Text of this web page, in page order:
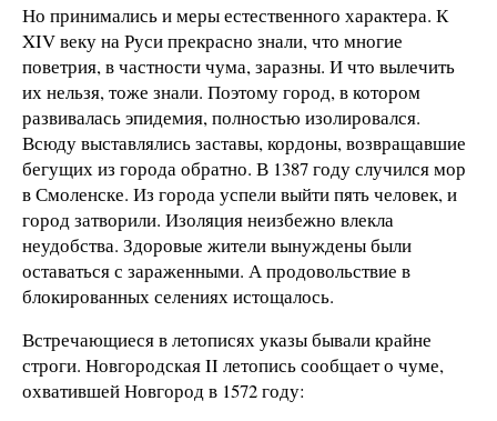
Но принимались и меры естественного характера. К
XIV веку на Руси прекрасно знали, что многие
поветрия, в частности чума, заразны. И что вылечить
их нельзя, тоже знали. Поэтому город, в котором
развивалась эпидемия, полностью изолировался.
Всюду выставлялись заставы, кордоны, возвращавшие
бегущих из города обратно. В 1387 году случился мор
в Смоленске. Из города успели выйти пять человек, и
город затворили. Изоляция неизбежно влекла
неудобства. Здоровые жители вынуждены были
оставаться с зараженными. А продовольствие в
блокированных селениях истощалось.
Встречающиеся в летописях указы бывали крайне
строги. Новгородская II летопись сообщает о чуме,
охватившей Новгород в 1572 году: